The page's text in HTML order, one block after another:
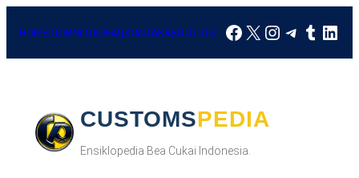
HOMEDOWNLOADFAQKONTAKABOUT US Facebook
X Instagram
CUSTOMSPEDIA
Ensiklopedia Bea Cukai Indonesia.